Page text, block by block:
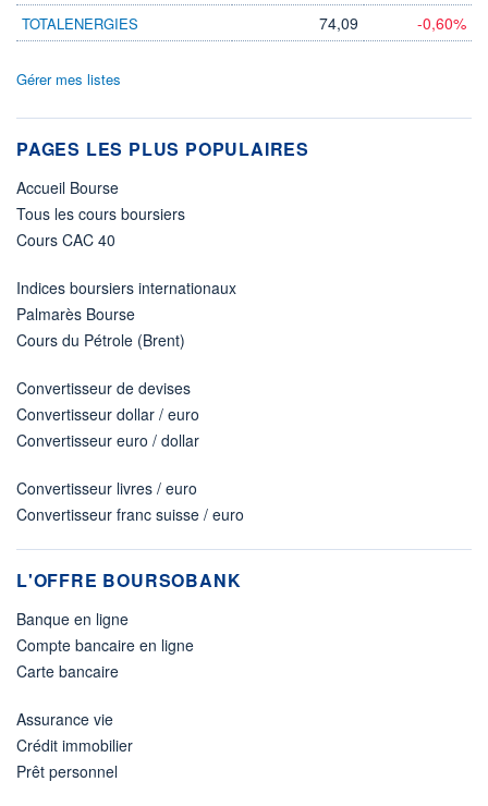
TOTALENERGIES 74,09 -0,60%
Gérer mes listes
PAGES LES PLUS POPULAIRES
Accueil Bourse
Tous les cours boursiers
Cours CAC 40
Indices boursiers internationaux
Palmarès Bourse
Cours du Pétrole (Brent)
Convertisseur de devises
Convertisseur dollar / euro
Convertisseur euro / dollar
Convertisseur livres / euro
Convertisseur franc suisse / euro
L'OFFRE BOURSOBANK
Banque en ligne
Compte bancaire en ligne
Carte bancaire
Assurance vie
Crédit immobilier
Prêt personnel